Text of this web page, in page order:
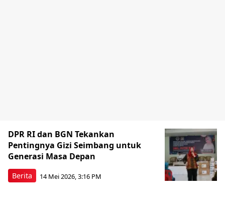
Berita
DPR RI dan BGN Tekankan
Pentingnya Gizi Seimbang untuk
Generasi Masa Depan
14 Mei 2026, 3:16 PM